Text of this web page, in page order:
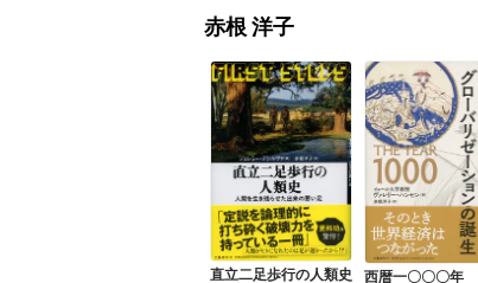
赤根 洋子
直立二足歩行の人類史
西暦一〇〇〇年